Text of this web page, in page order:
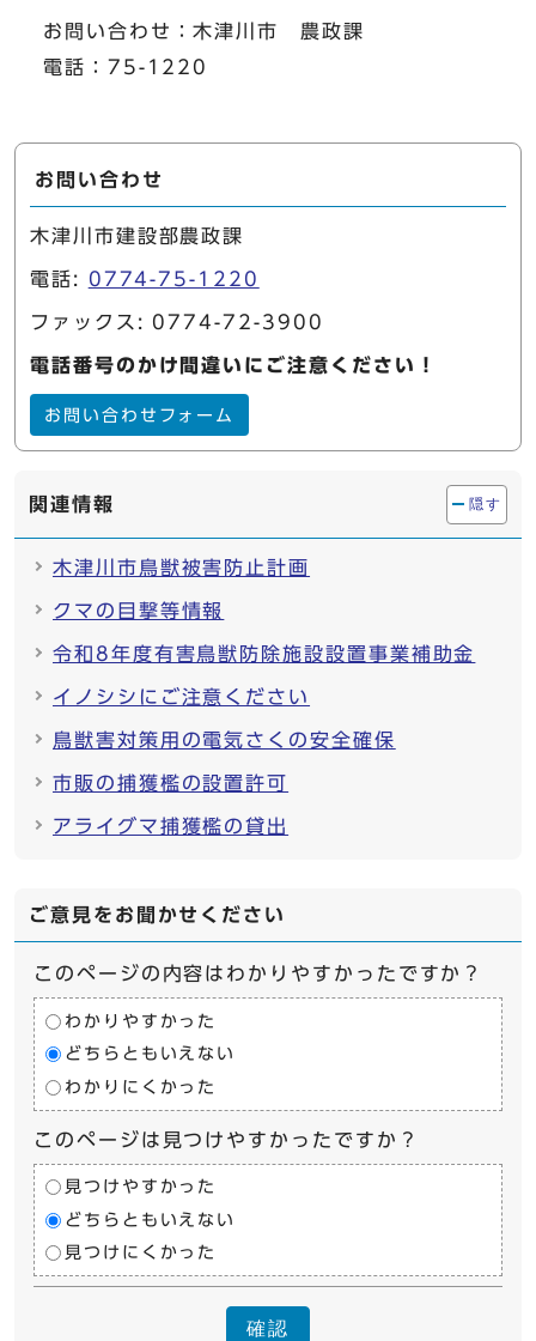
お問い合わせ：木津川市 農政課
電話：75-1220
お問い合わせ
木津川市建設部農政課
電話: 0774-75-1220
ファックス: 0774-72-3900
電話番号のかけ間違いにご注意ください！
お問い合わせフォーム
関連情報 隠す
木津川市鳥獣被害防止計画
クマの目撃等情報
令和8年度有害鳥獣防除施設設置事業補助金
イノシシにご注意ください
鳥獣害対策用の電気さくの安全確保
市販の捕獲檻の設置許可
アライグマ捕獲檻の貸出
ご意見をお聞かせください
このページの内容はわかりやすかったですか？
わかりやすかった
どちらともいえない
わかりにくかった
このページは見つけやすかったですか？
見つけやすかった
どちらともいえない
見つけにくかった
確認